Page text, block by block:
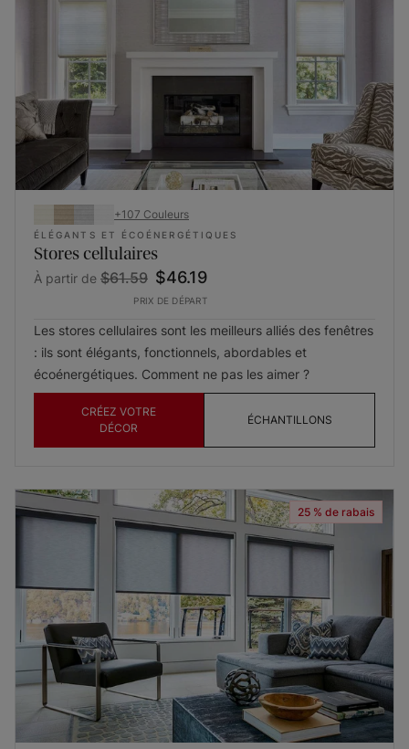
+107 Couleurs
ÉLÉGANTS ET ÉCOÉNERGÉTIQUES
Stores cellulaires
À partir de $61.59 $46.19
PRIX DE DÉPART
Les stores cellulaires sont les meilleurs alliés des fenêtres
: ils sont élégants, fonctionnels, abordables et
écoénergétiques. Comment ne pas les aimer ?
CRÉEZ VOTRE
DÉCOR
ÉCHANTILLONS
25 % de rabais